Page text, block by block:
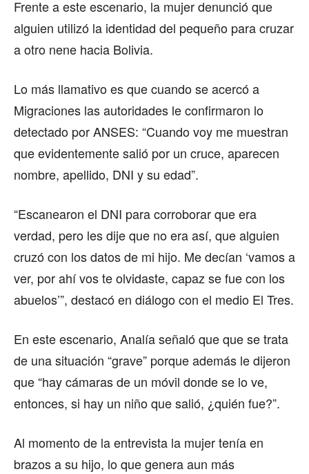
Frente a este escenario, la mujer denunció que
alguien utilizó la identidad del pequeño para cruzar
a otro nene hacia Bolivia.
Lo más llamativo es que cuando se acercó a
Migraciones las autoridades le confirmaron lo
detectado por ANSES: “Cuando voy me muestran
que evidentemente salió por un cruce, aparecen
nombre, apellido, DNI y su edad”.
“Escanearon el DNI para corroborar que era
verdad, pero les dije que no era así, que alguien
cruzó con los datos de mi hijo. Me decían ‘vamos a
ver, por ahí vos te olvidaste, capaz se fue con los
abuelos’”, destacó en diálogo con el medio El Tres.
En este escenario, Analía señaló que que se trata
de una situación “grave” porque además le dijeron
que “hay cámaras de un móvil donde se lo ve,
entonces, si hay un niño que salió, ¿quién fue?”.
Al momento de la entrevista la mujer tenía en
brazos a su hijo, lo que genera aun más